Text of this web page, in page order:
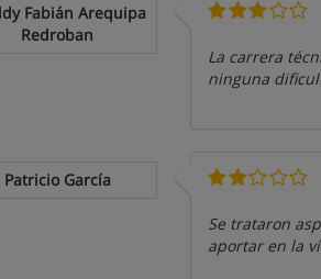
Fabián Arequipa
Redroban
La carrera
ninguna
Patricio García
Se trataron
aportar en la